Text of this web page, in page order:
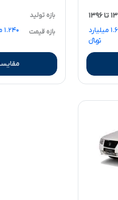
۱۳۹۶
۱.۲۷۰ میلیارد تا ۱.۶۹۰ میلیارد
تومانءءء
بازه تولید
بازه قیمت